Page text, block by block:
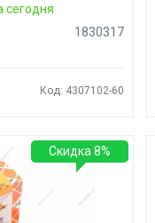
сегодня
1830317
Код: 4307102-60
Скидка 8%